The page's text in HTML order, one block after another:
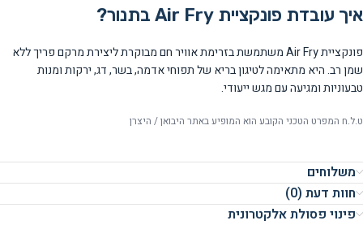
איך עובדת פונקציית Air Fry בתנור?
פונקציית Air Fry משתמשת בזרימת אוויר חם מבוקרת ליצירת מרקם פריך ללא
שמן רב. היא מתאימה לטיגון בריא של תפוחי אדמה, בשר, דג, ירקות ומנות
טבעוניות ומגיעה עם מגש ייעודי.
ט.ל.ח המפרט הטכני הקובע הוא המופיע באתר היבואן / היצרן
משלוחים
חוות דעת (0)
פינוי פסולת אלקטרונית